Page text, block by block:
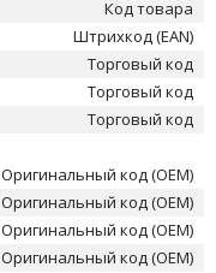
Код товара
Штрихкод (EAN)
Торговый код
Торговый код
Торговый код
Оригинальный код (OEM)
Оригинальный код (OEM)
Оригинальный код (OEM)
Оригинальный код (OEM)